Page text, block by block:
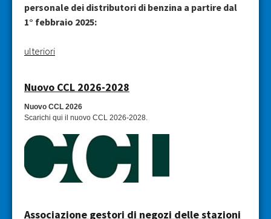
personale dei distributori di benzina a partire dal
1° febbraio 2025:
ulteriori
Nuovo CCL 2026-2028
Nuovo CCL 2026
Scarichi qui il nuovo CCL 2026-2028.
Associazione gestori di negozi delle stazioni